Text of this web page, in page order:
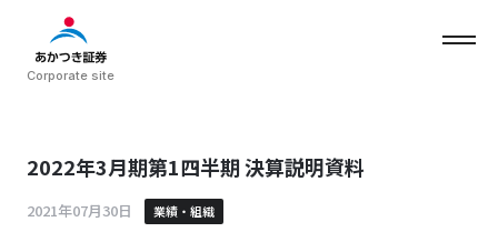
ホーム
Corporate site
2022年3月期第1四半期 決算説明資料
2021年07月30日 業績・組織